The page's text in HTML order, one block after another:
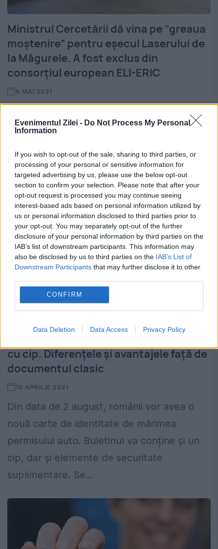
Evenimentul Zilei - Do Not Process My Personal
Information
If you wish to opt-out of the sale, sharing to third parties, or
processing of your personal or sensitive information for
targeted advertising by us, please use the below opt-out
section to confirm your selection. Please note that after your
opt-out request is processed you may continue seeing
interest-based ads based on personal information utilized by
us or personal information disclosed to third parties prior to
your opt-out. You may separately opt-out of the further
disclosure of your personal information by third parties on the
IAB’s list of downstream participants. This information may
also be disclosed by us to third parties on the IAB’s List of
Downstream Participants that may further disclose it to other
CONFIRM
Data Deletion Data Access Privacy Policy
Ministrul Cercetării dă vina pe ”greaua
moștenire” pentru eșecul Laserului de
la Măgurele. A fost exclus din
consorțiul european ELI-ERIC
6 MAI 2021
văzut exclusă, prin mega-proiectul Laserul
ELI-ERIC. Este cel mai important proiect
științific al țării noastre din toate...
cu cip. Diferențele și avantajele față de
documentul clasic
10 APRILIE 2021
Din data de 2 august, românii vor avea o
nouă carte de identitate de mărimea
permisului auto. Buletinul va conține și un
cip, dar și elemente de securitate
suplimentare. Se...